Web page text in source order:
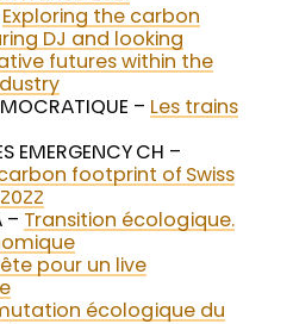
Exploring the carbon
DJ and looking
futures within the
– Les trains
EMERGENCY CH –
footprint of Swiss
– Transition écologique.
pour un live
écologique du